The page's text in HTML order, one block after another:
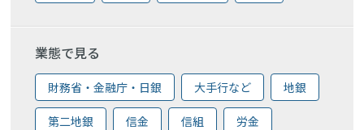
業態で見る
財務省・金融庁・日銀 大手行など 地銀
第二地銀 信金 信組 労金